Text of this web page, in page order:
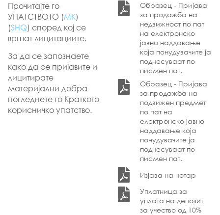
Прочитајте го
УПАТСТВОТО (МК)
(SHQ) според кој се
вршат лицитациите.
За да се запознаете
како да се пријавите и
лицитирате
материјални добра
погледнете го Краткото
корисничко упатство.
Образец - Пријава
за продажба на
недвижност по пат
на електронско
јавно наддавање
која понудувачите ја
поднесуваат по
писмен пат.
Образец - Пријава
за продажба на
подвижен предмет
по пат на
електронско јавно
наддавање која
понудувачите ја
поднесуваат по
писмен пат.
Изјава на нотар
Уплатница за
уплата на депозит
за учество од 10%